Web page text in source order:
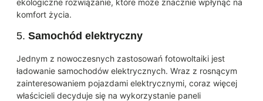
ekologiczne rozwiązanie, które może znacznie wpłynąć na
komfort życia.
5. Samochód elektryczny
Jednym z nowoczesnych zastosowań fotowoltaiki jest
ładowanie samochodów elektrycznych. Wraz z rosnącym
zainteresowaniem pojazdami elektrycznymi, coraz więcej
właścicieli decyduje się na wykorzystanie paneli